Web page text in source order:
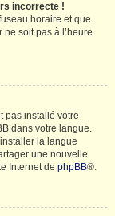
incorrecte !
horaire et que
ne soit pas à l’heure.
pas installé votre
dans votre langue.
la langue
une nouvelle
Internet de phpBB®.